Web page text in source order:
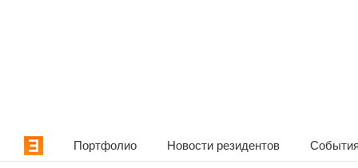
Портфолио Новости резидентов